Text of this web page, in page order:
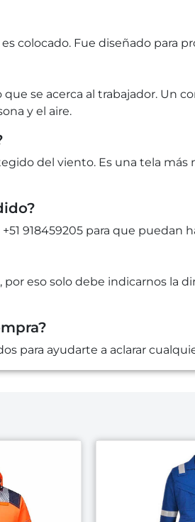
colocado. Fue diseñado para
se acerca al trabajador. Un
y el aire.
del viento. Es una tela
918459205 para que puedan
eso solo debe indicarnos la
para ayudarte a aclarar